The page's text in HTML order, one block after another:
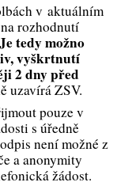
v aktuálním
rozhodnutí
Je tedy možno
vyškrtnutí
2 dny před
uzavírá ZSV.
pouze v
s úředně
není možné z
a anonymity
žádost.